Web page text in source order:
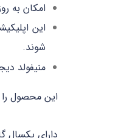
امکان به
شوند.
منیفولد
این محصول
دارای یکسال